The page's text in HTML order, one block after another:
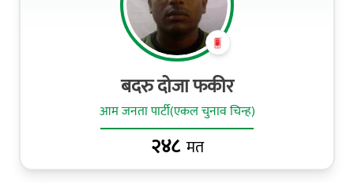
बदरु दोजा फकीर
आम जनता पार्टी(एकल चुनाव चिन्ह)
२४८मत